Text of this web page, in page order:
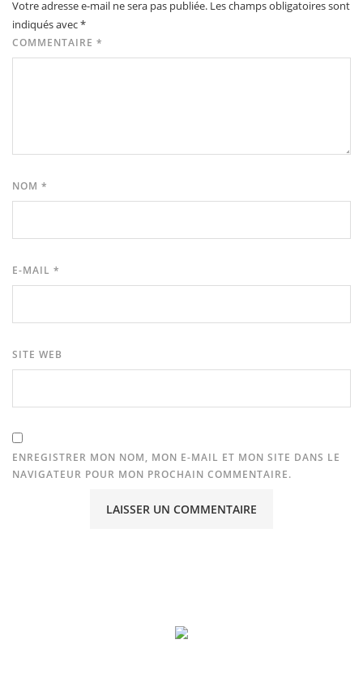
Votre adresse e-mail ne sera pas publiée. Les champs obligatoires sont
indiqués avec*
COMMENTAIRE *
NOM *
E-MAIL *
SITE WEB
ENREGISTRER MON NOM, MON E-MAIL ET MON SITE DANS LE
NAVIGATEUR POUR MON PROCHAIN COMMENTAIRE.